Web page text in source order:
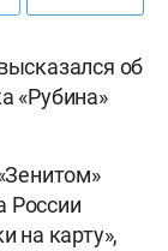
об
«Рубина»
России
на карту»,